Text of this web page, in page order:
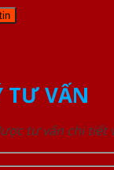
TƯ VẤN
tư vấn chi tiết